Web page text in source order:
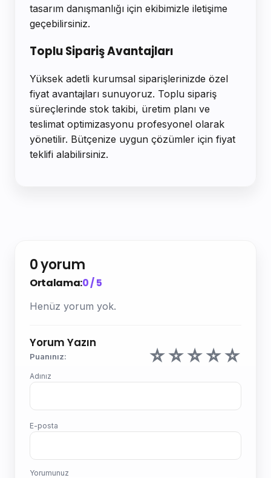
tasarım danışmanlığı için ekibimizle iletişime
geçebilirsiniz.
Toplu Sipariş Avantajları
Yüksek adetli kurumsal siparişlerinizde özel
fiyat avantajları sunuyoruz. Toplu sipariş
süreçlerinde stok takibi, üretim planı ve
teslimat optimizasyonu profesyonel olarak
yönetilir. Bütçenize uygun çözümler için fiyat
teklifi alabilirsiniz.
0 yorum
Ortalama:0 / 5
Henüz yorum yok.
Yorum Yazın
Puanınız: ☆☆☆☆☆
Adınız
E-posta
Yorumunuz